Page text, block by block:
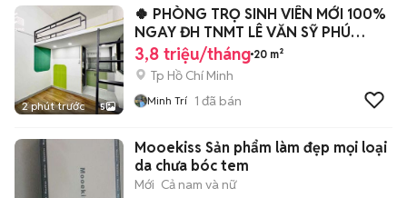
2 phút trước 5
🍀 PHÒNG TRỌ SINH VIÊN MỚI 100%
NGAY ĐH TNMT LÊ VĂN SỸ PHÚ
NHUẬN
3,8 triệu/tháng 20 m²
Tp Hồ Chí Minh
Minh Trí 1 đã bán
Mooekiss Sản phẩm làm đẹp mọi loại
da chưa bóc tem
Mới Cả nam và nữ